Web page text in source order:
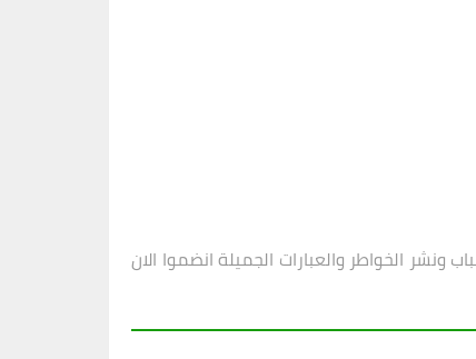
الخواطر والعبارات الجميلة انضموا الان